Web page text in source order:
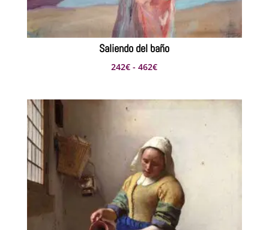
Saliendo del baño
242€ - 462€Rango
precios:
hasta
462€